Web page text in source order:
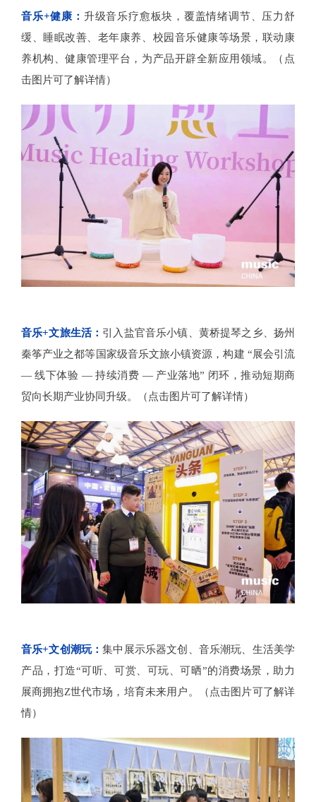
音乐+健康： 升级音乐疗愈板块，覆盖情绪调节、压力舒
缓、睡眠改善、老年康养、校园音乐健康等场景，联动康
养机构、健康管理平台，为产品开辟全新应用领域。（点
击图片可了解详情）
音乐+文旅生活： 引入盐官音乐小镇、黄桥提琴之乡、扬州
秦筝产业之都等国家级音乐文旅小镇资源，构建 “展会引流
— 线下体验 — 持续消费 — 产业落地” 闭环，推动短期商
贸向长期产业协同升级。（点击图片可了解详情）
音乐+文创潮玩：集中展示乐器文创、音乐潮玩、生活美学
产品，打造“可听、可赏、可玩、可晒”的消费场景，助力
展商拥抱Z世代市场，培育未来用户。（点击图片可了解详
情）